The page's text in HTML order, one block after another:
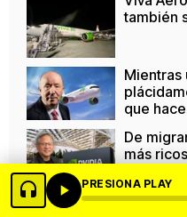
también
Mientras
que
De
más
PRESIONA PLAY